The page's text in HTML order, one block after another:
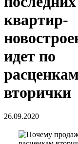
квартир-
идет по
расценкам
вторички
26.09.2020